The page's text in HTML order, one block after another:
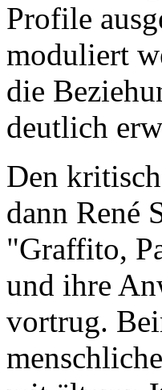
Profile
moduliert
die
deutlich
Den
dann René
"Graffito,
und ihre
vortrug.